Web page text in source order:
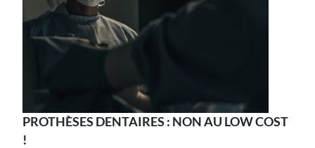
PROTHÈSES DENTAIRES : NON AU LOW COST
!